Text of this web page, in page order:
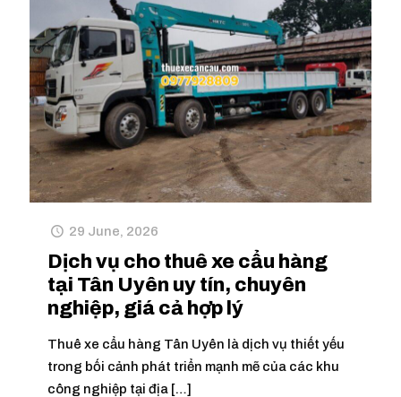
29 June, 2026
Dịch vụ cho thuê xe cẩu hàng
tại Tân Uyên uy tín, chuyên
nghiệp, giá cả hợp lý
Thuê xe cẩu hàng Tân Uyên là dịch vụ thiết yếu
trong bối cảnh phát triển mạnh mẽ của các khu
công nghiệp tại địa […]